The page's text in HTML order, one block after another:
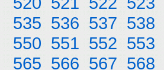
535 536 537 538
550 551 552 553
565 566 567 568